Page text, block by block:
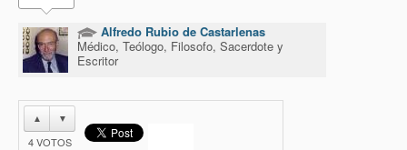
Alfredo Rubio de Castarlenas
Médico, Teólogo, Filosofo, Sacerdote y
Escritor
▲ ▼
4VOTOS